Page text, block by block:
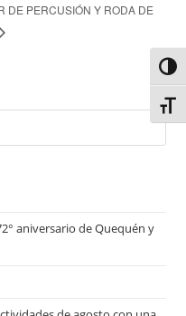
DE PERCUSIÓN Y RODA DE
aniversario de Quequén y